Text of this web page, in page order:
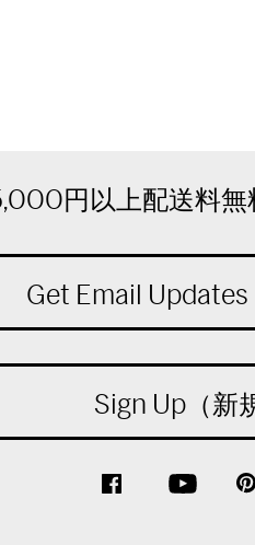
円以上配送料無
Get Email Updates
Sign Up（新